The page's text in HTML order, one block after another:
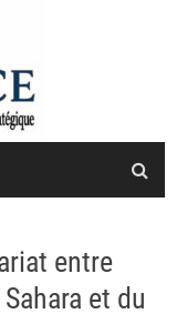
entre
Sahara et du